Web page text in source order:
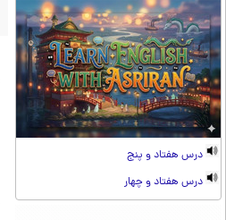
درس هفتاد و پنج
درس هفتاد و چهار